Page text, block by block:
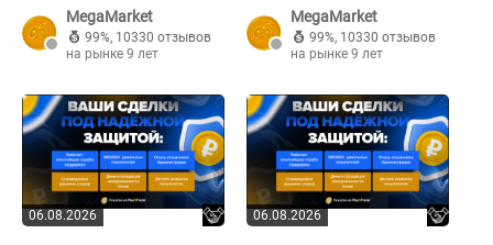
MegaMarket
99%, 10330 отзывов
на рынке 9 лет
MegaMarket
99%, 10330 отзывов
на рынке 9 лет
06.08.2026 06.08.2026